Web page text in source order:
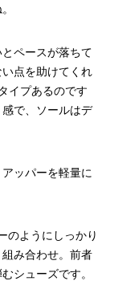
ペースが落ちて
点を助けてくれ
イプあるのです
で、ソールはデ
ッパーを軽量に
のようにしっかり
み合わせ。前者
シューズです。